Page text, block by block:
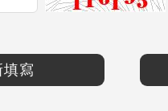
填寫